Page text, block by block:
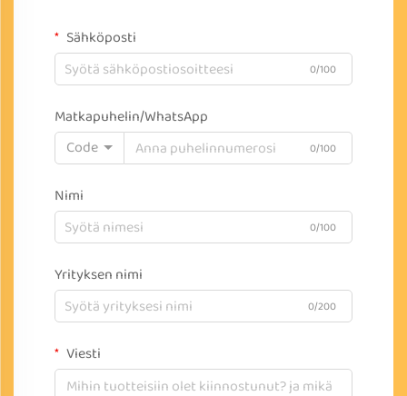
Sähköposti
0/100
Matkapuhelin/WhatsApp
Code
0/100
Nimi
0/100
Yrityksen nimi
0/200
Viesti